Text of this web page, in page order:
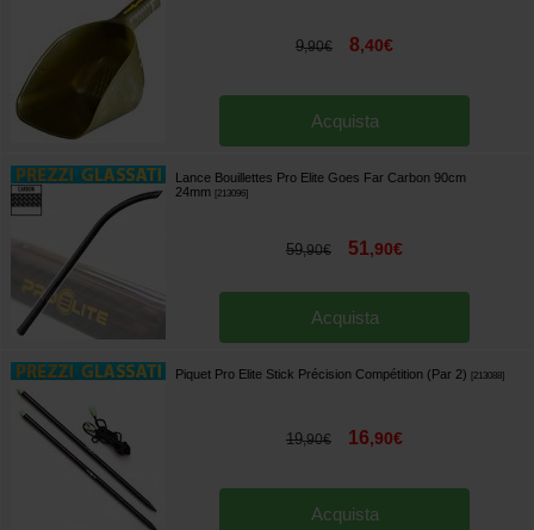
9,90€ 8,40€
Acquista
Lance Bouillettes Pro Elite Goes Far Carbon 90cm
24mm
213096]
59,90€ 51,90€
Acquista
Piquet Pro Elite Stick Précision Compétition (Par 2) 213088]
19,90€ 16,90€
Acquista